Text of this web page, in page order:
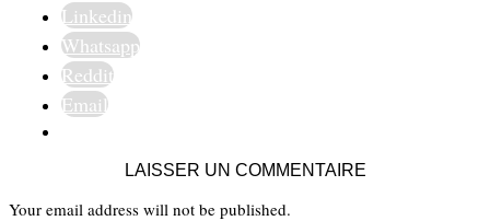
Linkedin
Whatsapp
Reddit
Email
LAISSER UN COMMENTAIRE
Your email address will not be published.